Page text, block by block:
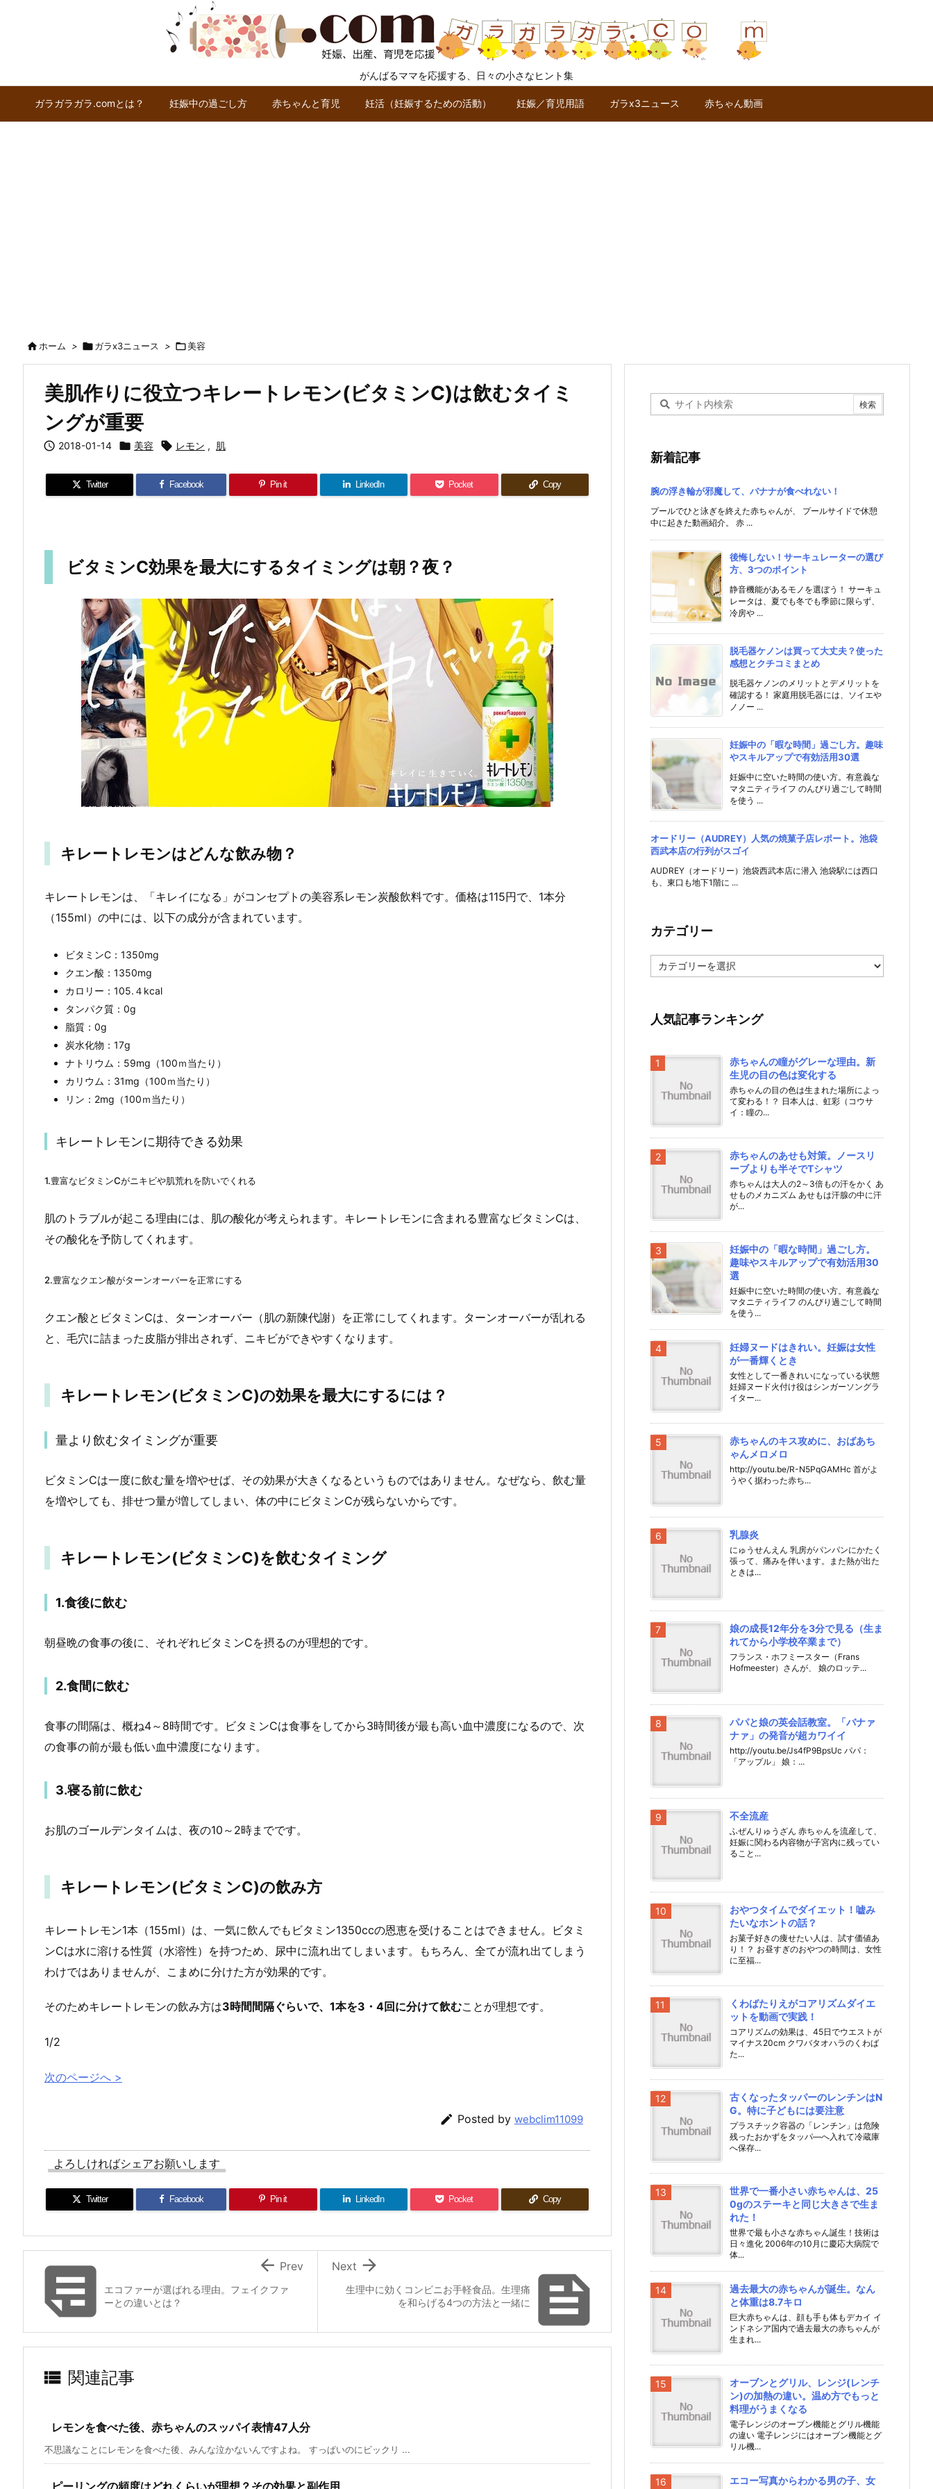
がんばるママを応援する、日々の小さなヒント集
ガラガラガラ.comとは？ 妊娠中の過ごし方 赤ちゃんと育児 妊活（妊娠するための活動） 妊娠／育児用語 ガラx3ニュース 赤ちゃん動画
ホーム > ガラx3ニュース > 美容
美肌作りに役立つキレートレモン(ビタミンC)は飲むタイミ
ングが重要
 2018-01-14  美容  レモン , 肌
Twitter Facebook Pin it LinkedIn Pocket Copy
ビタミンC効果を最大にするタイミングは朝？夜？
キレートレモンはどんな飲み物？
キレートレモンは、「キレイになる」がコンセプトの美容系レモン炭酸飲料です。価格は115円で、1本分
（155ml）の中には、以下の成分が含まれています。
ビタミンC：1350mg
クエン酸：1350mg
カロリー：105.４kcal
タンパク質：0g
脂質：0g
炭水化物：17g
ナトリウム：59mg（100ｍ当たり）
カリウム：31mg（100ｍ当たり）
リン：2mg（100ｍ当たり）
キレートレモンに期待できる効果
1.豊富なビタミンCがニキビや肌荒れを防いでくれる
肌のトラブルが起こる理由には、肌の酸化が考えられます。キレートレモンに含まれる豊富なビタミンCは、
その酸化を予防してくれます。
2.豊富なクエン酸がターンオーバーを正常にする
クエン酸とビタミンCは、ターンオーバー（肌の新陳代謝）を正常にしてくれます。ターンオーバーが乱れる
と、毛穴に詰まった皮脂が排出されず、ニキビができやすくなります。
キレートレモン(ビタミンC)の効果を最大にするには？
量より飲むタイミングが重要
ビタミンCは一度に飲む量を増やせば、その効果が大きくなるというものではありません。なぜなら、飲む量
を増やしても、排せつ量が増してしまい、体の中にビタミンCが残らないからです。
キレートレモン(ビタミンC)を飲むタイミング
1.食後に飲む
朝昼晩の食事の後に、それぞれビタミンCを摂るのが理想的です。
2.食間に飲む
食事の間隔は、概ね4～8時間です。ビタミンCは食事をしてから3時間後が最も高い血中濃度になるので、次
の食事の前が最も低い血中濃度になります。
3.寝る前に飲む
お肌のゴールデンタイムは、夜の10～2時までです。
キレートレモン(ビタミンC)の飲み方
キレートレモン1本（155ml）は、一気に飲んでもビタミン1350ccの恩恵を受けることはできません。ビタミ
ンCは水に溶ける性質（水溶性）を持つため、尿中に流れ出てしまいます。もちろん、全てが流れ出てしまう
わけではありませんが、こまめに分けた方が効果的です。
そのためキレートレモンの飲み方は3時間間隔ぐらいで、1本を3・4回に分けて飲むことが理想です。
1/2
次のページへ >
 Posted by webclim11099
よろしければシェアお願いします
Twitter Facebook Pin it LinkedIn Pocket Copy

生理中に効くコンビニお手軽食品。生理痛
を和らげる4つの方法と一緒に

Next
エコファーが選ばれる理由。フェイクファ
ーとの違いとは？
 Prev
 関連記事
レモンを食べた後、赤ちゃんのスッパイ表情47人分
不思議なことにレモンを食べた後、みんな泣かないんですよね。 すっぱいのにビックリ ...
ピーリングの頻度はどれくらいが理想？その効果と副作用
新着記事
腕の浮き輪が邪魔して、バナナが食べれない！
プールでひと泳ぎを終えた赤ちゃんが、 プールサイドで休憩
中に起きた動画紹介。 赤 ...
後悔しない！サーキュレーターの選び
方、3つのポイント
静音機能があるモノを選ぼう！ サーキュ
レータは、夏でも冬でも季節に限らず、
冷房や ...
脱毛器ケノンは買って大丈夫？使った
感想とクチコミまとめ
脱毛器ケノンのメリットとデメリットを
確認する！ 家庭用脱毛器には、ソイエや
ノノー ...
妊娠中の「暇な時間」過ごし方。趣味
やスキルアップで有効活用30選
妊娠中に空いた時間の使い方。有意義な
マタニティライフ のんびり過ごして時間
を使う ...
オードリー（AUDREY）人気の焼菓子店レポート。池袋
西武本店の行列がスゴイ
AUDREY（オードリー）池袋西武本店に潜入 池袋駅には西口
も、東口も地下1階に ...
カテゴリー
テ
ー
人気記事ランキング
赤ちゃんの瞳がグレーな理由。新
生児の目の色は変化する
赤ちゃんの目の色は生まれた場所によっ
て変わる！？ 日本人は、虹彩（コウサ
イ：瞳の...
赤ちゃんのあせも対策。ノースリ
ーブよりも半そでTシャツ
赤ちゃんは大人の2～3倍もの汗をかく あ
せものメカニズム あせもは汗腺の中に汗
が...
妊娠中の「暇な時間」過ごし方。
趣味やスキルアップで有効活用30
選
妊娠中に空いた時間の使い方。有意義な
マタニティライフ のんびり過ごして時間
を使う...
妊婦ヌードはきれい。妊娠は女性
が一番輝くとき
女性として一番きれいになっている状態
妊婦ヌード火付け役はシンガーソングラ
イター...
赤ちゃんのキス攻めに、おばあち
ゃんメロメロ
http://youtu.be/R-N5PqGAMHc 首がよ
うやく据わった赤ち...
乳腺炎
にゅうせんえん 乳房がパンパンにかたく
張って、痛みを伴います。また熱が出た
ときは...
娘の成長12年分を3分で見る（生ま
れてから小学校卒業まで）
フランス・ホフミースター（Frans
Hofmeester）さんが、 娘のロッテ...
パパと娘の英会話教室。「バナァ
ナァ」の発音が超カワイイ
http://youtu.be/Js4fP9BpsUc パパ：
「アップル」 娘：...
不全流産
ふぜんりゅうざん 赤ちゃんを流産して、
妊娠に関わる内容物が子宮内に残ってい
ること...
おやつタイムでダイエット！嘘み
たいなホントの話？
お菓子好きの痩せたい人は、試す価値あ
り！？ お昼すぎのおやつの時間は、女性
に至福...
くわばたりえがコアリズムダイエ
ットを動画で実践！
コアリズムの効果は、45日でウエストが
マイナス20cm クワバタオハラのくわば
た...
古くなったタッパーのレンチンはN
G。特に子どもには要注意
プラスチック容器の「レンチン」は危険
残ったおかずをタッパ―へ入れて冷蔵庫
へ保存...
世界で一番小さい赤ちゃんは、25
0gのステーキと同じ大きさで生ま
れた！
世界で最も小さな赤ちゃん誕生！技術は
日々進化 2006年の10月に慶応大病院で
体...
過去最大の赤ちゃんが誕生。なん
と体重は8.7キロ
巨大赤ちゃんは、顔も手も体もデカイ イ
ンドネシア国内で過去最大の赤ちゃんが
生まれ...
オーブンとグリル、レンジ(レンチ
ン)の加熱の違い。温め方でもっと
料理がうまくなる
電子レンジのオーブン機能とグリル機能
の違い 電子レンジにはオーブン機能とグ
リル機...
エコー写真からわかる男の子、女